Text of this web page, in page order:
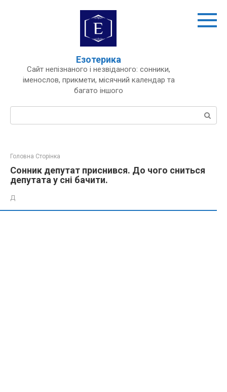
Езотерика
Сайт непізнаного і незвіданого: сонники,
іменослов, прикмети, місячний календар та
багато іншого
Пошук:
Головна Сторінка
Сонник депутат приснився. До чого сниться
депутата у сні бачити.
Д